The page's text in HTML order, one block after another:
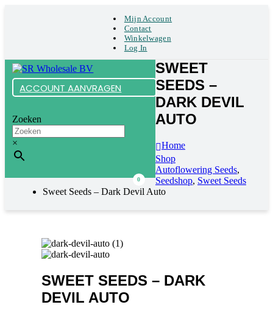
Mijn Account
Contact
Winkelwagen
Log In
ACCOUNT AANVRAGEN
Zoeken
×
0
SWEET
SEEDS –
DARK DEVIL
AUTO
Home
Shop
Autoflowering Seeds,
Seedshop, Sweet Seeds
Sweet Seeds – Dark Devil Auto
SWEET SEEDS – DARK
DEVIL AUTO